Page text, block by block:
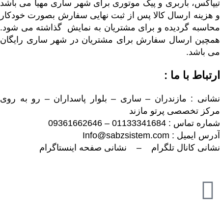
تیپاکس، باربری و پیک موتوری برای شهر ساری مهیا می باشد
و هزینه ارسال کالا پس از ثبت نهایی سفارش بصورت خودکار
محاسبه گردیده و برای مشتریان به نمایش گذاشته می شود.
همچین ارسال سفارش برای مشتریان در شهر ساری رایگان
می باشد.
ارتباط با ما :
نشانی : مازندران – ساری – بلوار پاسداران – رو به روی
مرکز تخصصی پرتو مازند
شماره تماس : 01133341684 – 09361662646
آدرس ایمیل : Info@sabzsistem.com
نشانی کانال تلگرام
– نشانی صفحه اینستاگرام